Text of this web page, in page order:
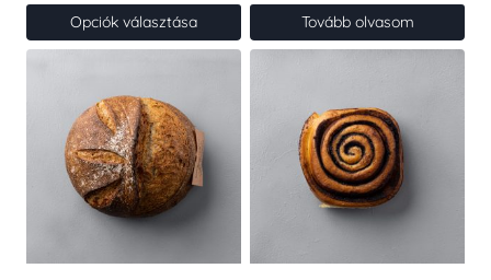
1920 Ft
Opciók választása
Ennek
terméknek
több
variációja
van.
A
változatok
termékoldalon
Tovább olvasom